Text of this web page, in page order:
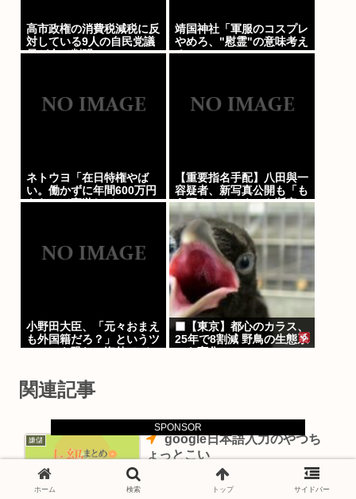
SPONSOR
高市政権の消費税減税に反
対している9人の自民党議
員が全て判明www
靖国神社「軍服のコスプレ
やめろ、"慰霊"の意味考え
ろ」
ネトウヨ「在日特権やば
い。働かずに年間600万円
もらって豪遊して
【重要指名手配】八田與一
容疑者、新写真公開も「も
う死んでる」ネット断定の
理由
小野田大臣、「元々おまえ
も外国籍だろ？」というツ
‍⬛【東京】都心のカラス、
25年で8割減 野鳥の生態系
関連記事
嫌儲
google日本語入力のやつち
ょっとこい
ホーム 検索 トップ サイドバー